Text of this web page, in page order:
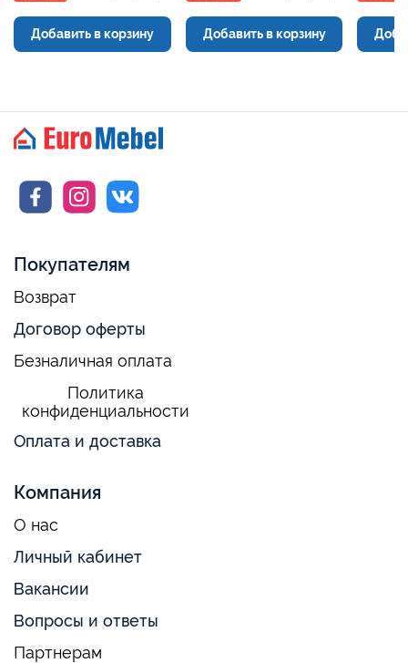
Добавить в корзину Добавить в корзину
Покупателям
Возврат
Договор оферты
Безналичная оплата
Политика
конфиденциальности
Оплата и доставка
Компания
О нас
Личный кабинет
Вакансии
Вопросы и ответы
Партнерам